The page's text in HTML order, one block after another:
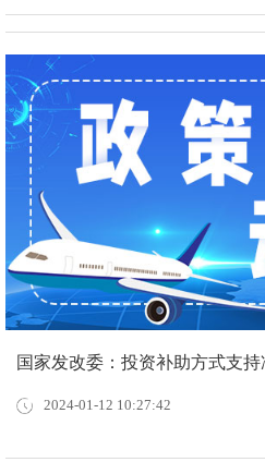
国家发改委：投资补助方式支持
2024-01-12 10:27:42